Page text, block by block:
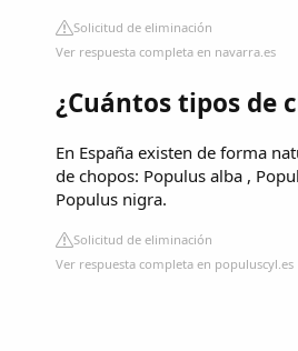
Solicitud de eliminación
Ver respuesta completa en navarra.es
¿Cuántos tipos de
En España existen de forma
de chopos: Populus alba ,
Populus nigra.
Solicitud de eliminación
Ver respuesta completa en populuscyl.es